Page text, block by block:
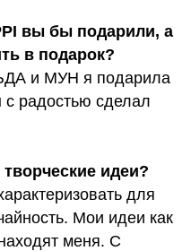
вы бы подарили, а
в подарок?
и МУН я подарила
с радостью сделал
идеи?
для
Мои идеи как
меня. С